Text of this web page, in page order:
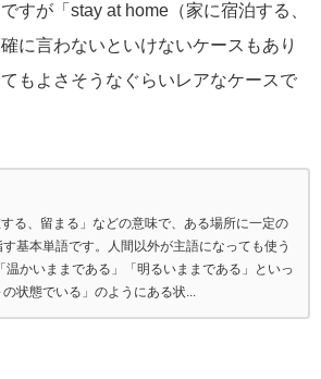
すが「stay at home（家に宿泊する、
に言わないといけないケースもあり
もよさそうなぐらいレアなケースで
る、留まる」などの意味で、ある場所に一定の
基本単語です。人間以外が主語になっても使う
温かいままである」「明るいままである」といっ
状態でいる」のようにある状...